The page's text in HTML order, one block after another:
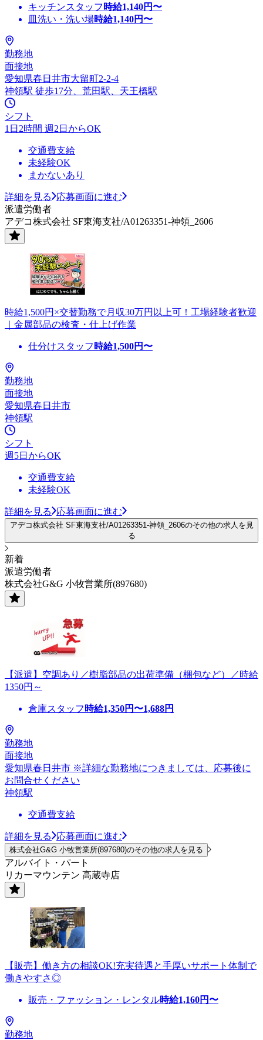
キッチンスタッフ 時給1,140円〜
皿洗い・洗い場時給1,140円〜
勤務地
面接地
愛知県春日井市大留町2-2-4
神領駅 徒歩17分、荒田駅、天王橋駅
シフト
1日2時間 週2日からOK
交通費支給
未経験OK
まかないあり
詳細を見る
応募画面に進む
派遣労働者
アデコ株式会社 SF東海支社/A01263351-神領_2606
時給1,500円×交替勤務で月収30万円以上可！工場経験者歓迎
｜金属部品の検査・仕上げ作業
仕分けスタッフ 時給1,500円〜
勤務地
面接地
愛知県春日井市
神領駅
シフト
週5日からOK
交通費支給
未経験OK
詳細を見る 応募画面に進む
アデコ株式会社 SF東海支社/A01263351-神領_2606のその他の求人を見
る
新着
派遣労働者
株式会社G&G 小牧営業所(897680)
【派遣】空調あり／樹脂部品の出荷準備（梱包など）／時給
1350円～
倉庫スタッフ 時給1,350円〜1,688円
勤務地
面接地
愛知県春日井市 ※詳細な勤務地につきましては、応募後に
お問合せください
神領駅
交通費支給
詳細を見る 応募画面に進む
株式会社G&G 小牧営業所(897680)のその他の求人を見る
アルバイト・パート
リカーマウンテン 高蔵寺店
【販売】働き方の相談OK!充実待遇と手厚いサポート体制で
働きやすさ◎
販売・ファッション・レンタル時給1,160円〜
勤務地